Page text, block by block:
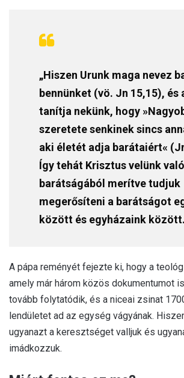
„Hiszen Urunk maga nevez
bennünket (vö. Jn 15,15), és
tanítja nekünk, hogy
szeretete senkinek sincs
aki életét adja barátaiért«
Így tehát Krisztus velünk való
barátságából merítve tudjuk
megerősíteni a barátságot
között és egyházaink
A pápa reményét fejezte ki, hogy a
amely már három közös dokumentumot
tovább folytatódik, és a niceai zsinat
lendületet ad az egység vágyának.
ugyanazt a keresztséget valljuk és
imádkozzuk.